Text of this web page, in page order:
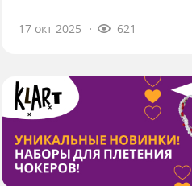
17 окт 2025 621